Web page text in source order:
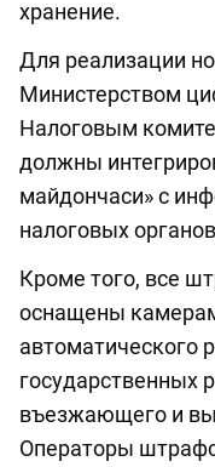
хранение.
Для реализации
Министерством
Налоговым
должны
майдончаси» с
налоговых
Кроме того, все
оснащены
автоматического
государственных
въезжающего и
Операторы